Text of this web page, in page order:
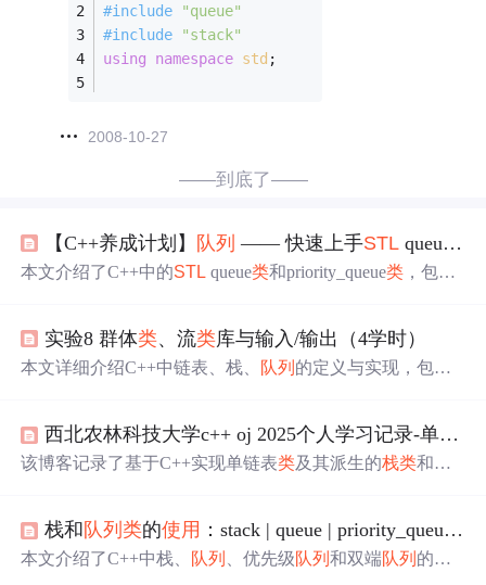
#include
"queue"
#include
"stack"
using
namespace std ;
2008-10-27
——到底了——
【C++养成计划】 队列 —— 快速上手STL queue 类
本文介绍了C++中的STL queue类和priority_queue类 ，包括
过实例展示了如何在C++中有效地使用这两个队列类
实验8 群体类、流类库与输入/输出（4学时）
本文详细介绍C++中链表、栈、 队列 的定义与实现，包括
先出特性展示，深入理解数据结构原理。
西北农林科技大学c++ oj 2025个人学习记录-单链表
该博客记录了基于C++实现单链表类及其派生的栈类和队
数。在main函数中根据用户输入对栈和队列进行操作并输
出结果。
栈和 队列类的使用 ：stack | queue | priority_queue | deque的
本文介绍了C++中栈、 队列 、优先级队列和双端队列 的使